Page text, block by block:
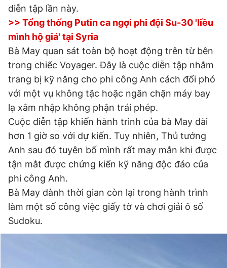
Theo dõi báo trên
Hotline
0906 645 777
Liên hệ quảng cáo
0908 780 404
Đặt báo Quảng cáo RSS Tòa soạn
Tổng biên tập: Nguyễn Ngọc Toàn
Phó tổng biên tập thường trực: Hải Thành
Phó tổng biên tập: Lâm Hiếu Dũng
Phó tổng biên tập: Trần Việt Hưng
Tổng thư ký tòa soạn: Đức Trung
Giấy phép xuất bản số 110/GP - BTTTT cấp ngày 24.3.2020
© 2003-2026 Bản quyền thuộc về Báo Thanh Niên. Cấm sao
chép dưới mọi hình thức nếu không có sự chấp thuận bằng văn
bản. Phát triển bởi ePi Technologies, JSC.
diễn tập lần này.
>> Tổng thống Putin ca ngợi phi đội Su-30 'liều
mình hộ giá' tại Syria
Bà May quan sát toàn bộ hoạt động trên từ bên
trong chiếc Voyager. Đây là cuộc diễn tập nhằm
trang bị kỹ năng cho phi công Anh cách đối phó
với một vụ không tặc hoặc ngăn chặn máy bay
lạ xâm nhập không phận trái phép.
Cuộc diễn tập khiến hành trình của bà May dài
hơn 1 giờ so với dự kiến. Tuy nhiên, Thủ tướng
Anh sau đó tuyên bố mình rất may mắn khi được
tận mắt được chứng kiến kỹ năng độc đáo của
phi công Anh.
Bà May dành thời gian còn lại trong hành trình
làm một số công việc giấy tờ và chơi giải ô số
Sudoku.